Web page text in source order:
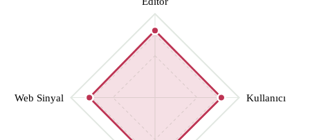
Kullanıcı
Web Sinyal